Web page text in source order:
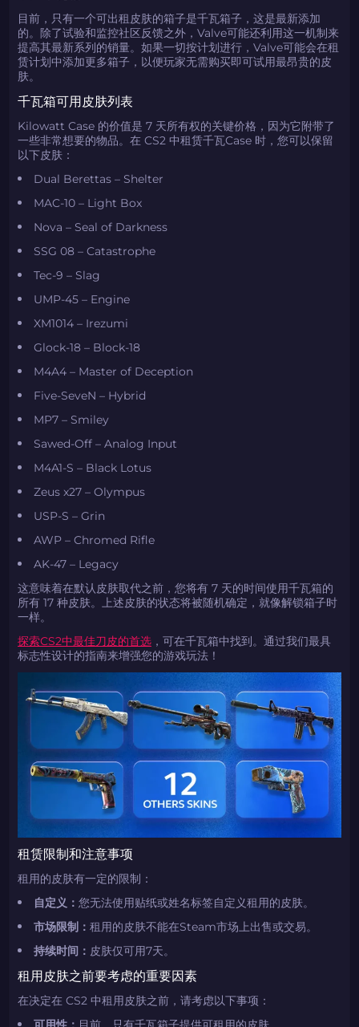
目前，只有一个可出租皮肤的箱子是千瓦箱子，这是最新添加
的。除了试验和监控社区反馈之外，Valve可能还利用这一机制来
提高其最新系列的销量。如果一切按计划进行，Valve可能会在租
赁计划中添加更多箱子，以便玩家无需购买即可试用最昂贵的皮
肤。
千瓦箱可用皮肤列表
Kilowatt Case 的价值是 7 天所有权的关键价格，因为它附带了
一些非常想要的物品。在 CS2 中租赁千瓦Case 时，您可以保留
以下皮肤：
Dual Berettas – Shelter
MAC-10 – Light Box
Nova – Seal of Darkness
SSG 08 – Catastrophe
Tec-9 – Slag
UMP-45 – Engine
XM1014 – Irezumi
Glock-18 – Block-18
M4A4 – Master of Deception
Five-SeveN – Hybrid
MP7 – Smiley
Sawed-Off – Analog Input
M4A1-S – Black Lotus
Zeus x27 – Olympus
USP-S – Grin
AWP – Chromed Rifle
AK-47 – Legacy
这意味着在默认皮肤取代之前，您将有 7 天的时间使用千瓦箱的
所有 17 种皮肤。上述皮肤的状态将被随机确定，就像解锁箱子时
一样。
探索CS2中最佳刀皮的首选 ，可在千瓦箱中找到。通过我们最具
标志性设计的指南来增强您的游戏玩法！
租赁限制和注意事项
租用的皮肤有一定的限制：
自定义： 您无法使用贴纸或姓名标签自定义租用的皮肤。
市场限制： 租用的皮肤不能在Steam市场上出售或交易。
持续时间： 皮肤仅可用7天。
租用皮肤之前要考虑的重要因素
在决定在 CS2 中租用皮肤之前，请考虑以下事项：